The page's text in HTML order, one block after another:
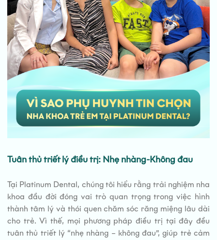
Tuân thủ triết lý điều trị: Nhẹ nhàng-Không đau
Tại Platinum Dental, chúng tôi hiểu rằng trải nghiệm nha
khoa đầu đời đóng vai trò quan trọng trong việc hình
thành tâm lý và thói quen chăm sóc răng miệng lâu dài
cho trẻ. Vì thế, mọi phương pháp điều trị tại đây đều
tuân thủ triết lý “nhẹ nhàng – không đau”, giúp trẻ cảm